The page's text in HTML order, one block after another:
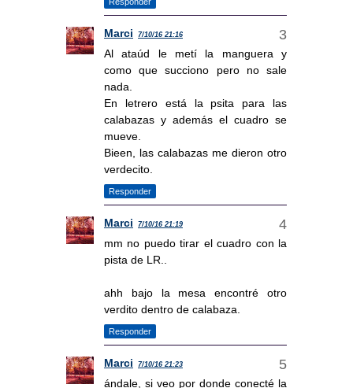
Marci 7/10/16 21:16
Al ataúd le metí la manguera y
como que succiono pero no sale
nada.
En letrero está la psita para las
calabazas y además el cuadro se
mueve.
Bieen, las calabazas me dieron otro
verdecito.
Responder
Marci 7/10/16 21:19
mm no puedo tirar el cuadro con la
pista de LR..
ahh bajo la mesa encontré otro
verdito dentro de calabaza.
Responder
Marci 7/10/16 21:23
ándale, si veo por donde conecté la